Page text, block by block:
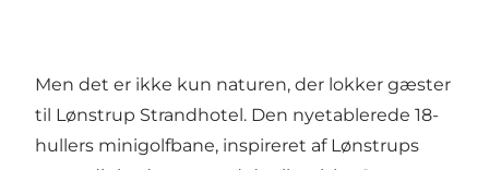
Men det er ikke kun naturen, der lokker gæster
til Lønstrup Strandhotel. Den nyetablerede 18-
hullers minigolfbane, inspireret af Lønstrups